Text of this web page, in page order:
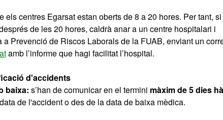
els centres Egarsat estan oberts de 8 a 20 hores. Per tant, si
de les 20 hores, caldrà anar a un centre hospitalari i
a Prevenció de Riscos Laborals de la FUAB, enviant un
amb l’informe que hagi facilitat l’hospital.
d'accidents
baixa: s’han de comunicar en el termini màxim de 5 dies
de l'accident o des de la data de baixa mèdica.